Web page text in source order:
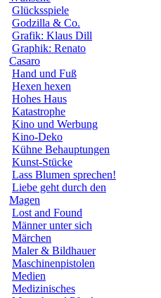
Glücksspiele
Godzilla & Co.
Grafik: Klaus Dill
Graphik: Renato
Casaro
Hand und Fuß
Hexen hexen
Hohes Haus
Katastrophe
Kino und Werbung
Kino-Deko
Kühne Behauptungen
Kunst-Stücke
Lass Blumen sprechen!
Liebe geht durch den
Magen
Lost and Found
Männer unter sich
Märchen
Maler & Bildhauer
Maschinenpistolen
Medien
Medizinisches